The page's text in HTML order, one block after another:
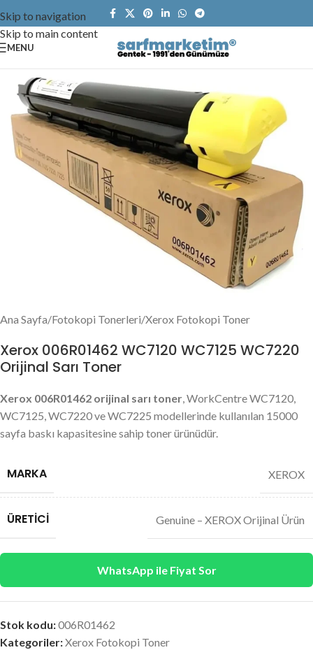
Skip to navigation
Skip to main content
MENU
Ana Sayfa/Fotokopi Tonerleri/Xerox Fotokopi Toner
Xerox 006R01462 WC7120 WC7125 WC7220
Orijinal Sarı Toner
Xerox 006R01462 orijinal sarı toner, WorkCentre WC7120,
WC7125, WC7220 ve WC7225 modellerinde kullanılan 15000
sayfa baskı kapasitesine sahip toner ürünüdür.
MARKA XEROX
ÜRETICI Genuine – XEROX Orijinal Ürün
WhatsApp ile Fiyat Sor
Stok kodu:006R01462
Kategoriler:Xerox Fotokopi Toner